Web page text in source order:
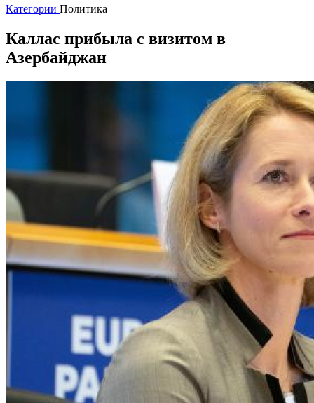
Категории Политика
Каллас прибыла с визитом в
Азербайджан